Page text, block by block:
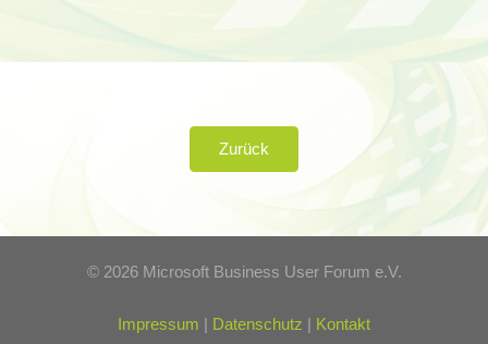
Zurück
© 2026 Microsoft Business User Forum e.V.
Impressum | Datenschutz | Kontakt